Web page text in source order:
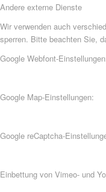
Andere externe Dienste
Wir verwenden auch
sperren. Bitte beachten Sie,
Google Webfont-
Google Map-Einstellungen:
Google reCaptcha-
Einbettung von Vimeo- und